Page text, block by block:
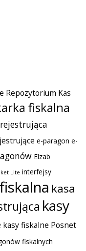
Repozytorium Kas
fiskalna
e-paragon e-
Elzab
Lite interfejsy
kasa
kasy
kasy fiskalne Posnet
fiskalnych